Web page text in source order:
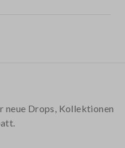
neue Drops, Kollektionen